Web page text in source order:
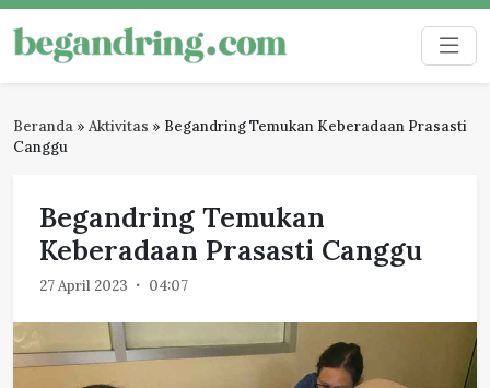
Skip
to
content
Begandring
Menjaga ingatan untuk masa depan
Beranda » Aktivitas » Begandring Temukan Keberadaan Prasasti
Canggu
Begandring Temukan
Keberadaan Prasasti Canggu
27 April 2023 04:07